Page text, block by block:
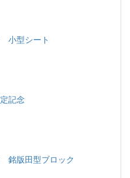
小型シート
記念
銘版田型ブロック